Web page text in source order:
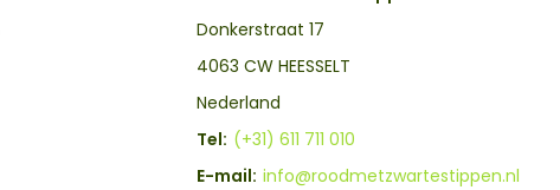
Donkerstraat 17
4063 CW HEESSELT
Nederland
Tel: (+31) 611 711 010
E-mail: info@roodmetzwartestippen.nl